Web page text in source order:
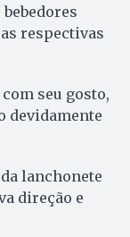
respectivas
seu gosto,
devidamente
lanchonete
direção e